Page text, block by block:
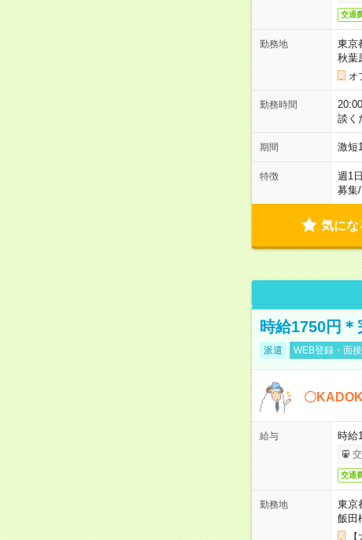
交通
勤務地
東京
秋葉
オ
勤務時間
談く
期間 激短
特徴 週1
募集/
気にな
時給1750円
派遣 WEB登録・面
〇
給与 時給
交通
勤務地
東京
飯田